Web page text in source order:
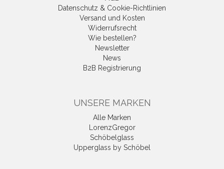
Datenschutz & Cookie-Richtlinien
Versand und Kosten
Widerrufsrecht
Wie bestellen?
Newsletter
News
B2B Registrierung
UNSERE MARKEN
Alle Marken
LorenzGregor
Schöbelglass
Upperglass by Schöbel